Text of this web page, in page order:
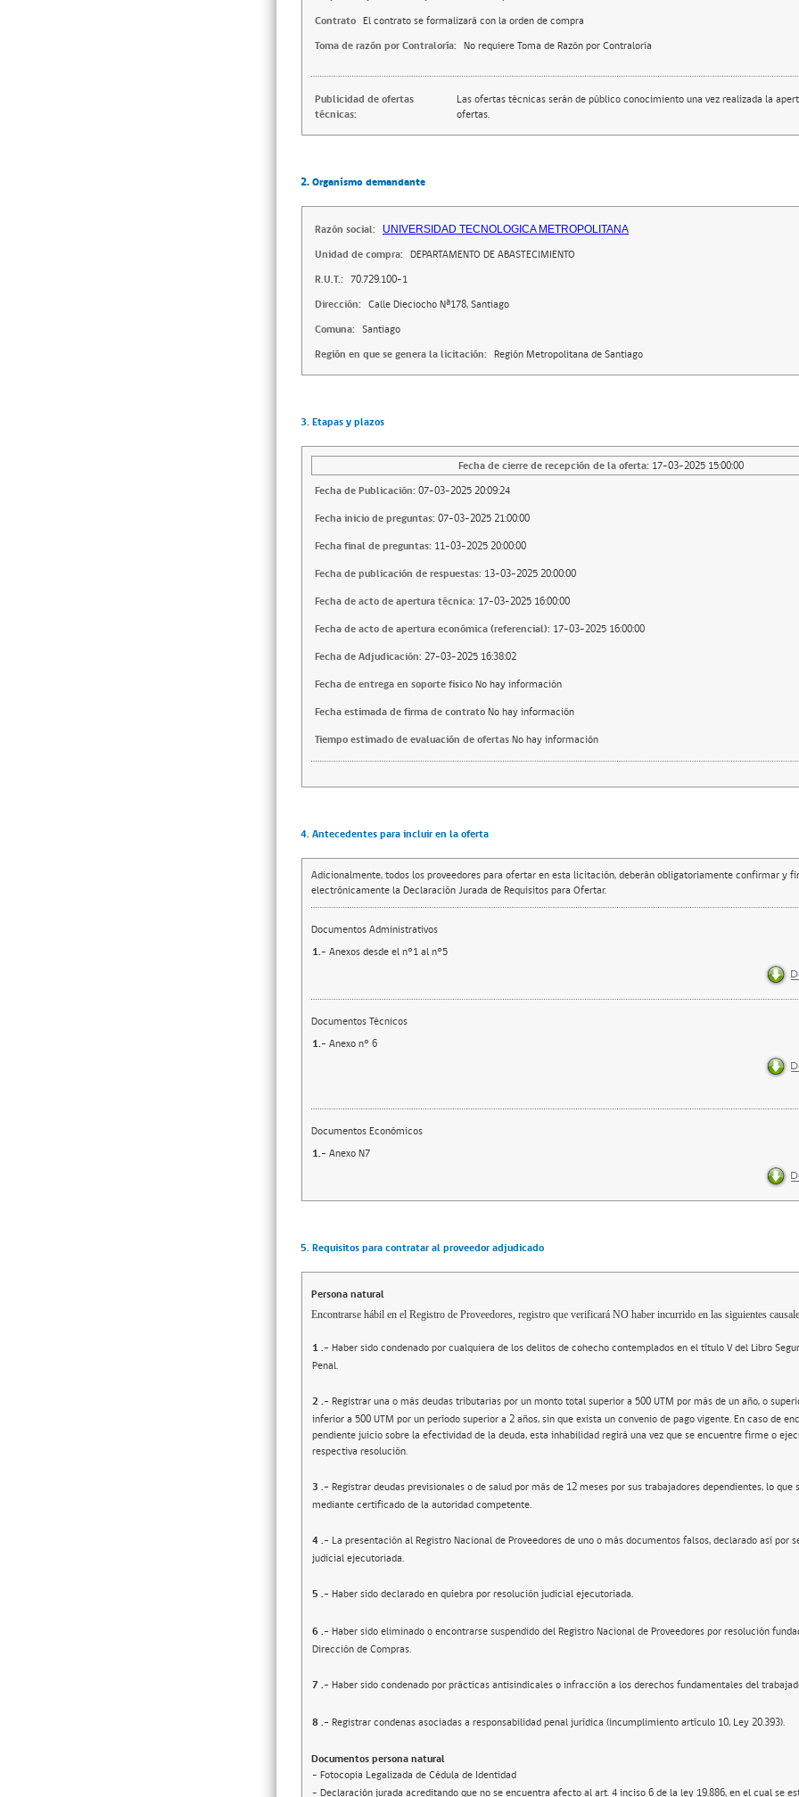
Contrato El contrato se formalizará con la orden de compra
Toma de razón por Contraloría: No requiere Toma de Razón por Contraloría
Publicidad de ofertas
técnicas:
Las ofertas técnicas serán de público conocimiento una vez realizada la
ofertas.
2. Organismo demandante
Razón social: UNIVERSIDAD TECNOLOGICA METROPOLITANA
Unidad de compra: DEPARTAMENTO DE ABASTECIMIENTO
R.U.T.: 70.729.100-1
Dirección: Calle Dieciocho Nª178, Santiago
Comuna: Santiago
Región en que se genera la licitación: Región Metropolitana de Santiago
3. Etapas y plazos
Fecha de cierre de recepción de la oferta: 17-03-2025 15:00:00
Fecha de Publicación: 07-03-2025 20:09:24
Fecha inicio de preguntas: 07-03-2025 21:00:00
Fecha final de preguntas: 11-03-2025 20:00:00
Fecha de publicación de respuestas: 13-03-2025 20:00:00
Fecha de acto de apertura técnica: 17-03-2025 16:00:00
Fecha de acto de apertura económica (referencial): 17-03-2025 16:00:00
Fecha de Adjudicación: 27-03-2025 16:38:02
Fecha de entrega en soporte fisicoNo hay información
Fecha estimada de firma de contratoNo hay información
Tiempo estimado de evaluación de ofertasNo hay información
4. Antecedentes para incluir en la oferta
Adicionalmente, todos los proveedores para ofertar en esta licitación, deberán obligatoriamente confirmar y
electrónicamente la Declaración Jurada de Requisitos para Ofertar.
Documentos Administrativos
1.- Anexos desde el n°1 al n°5
Documentos Técnicos
1.- Anexo n° 6
Documentos Económicos
1.- Anexo N7
5. Requisitos para contratar al proveedor adjudicado
Persona natural
Encontrarse hábil en el Registro de Proveedores, registro que verificará NO haber incurrido en las siguientes
1.- Haber sido condenado por cualquiera de los delitos de cohecho contemplados en el título V del Libro
Penal.
2.- Registrar una o más deudas tributarias por un monto total superior a 500 UTM por más de un año, o
inferior a 500 UTM por un período superior a 2 años, sin que exista un convenio de pago vigente. En caso de
pendiente juicio sobre la efectividad de la deuda, esta inhabilidad regirá una vez que se encuentre firme o
respectiva resolución.
3 .- Registrar deudas previsionales o de salud por más de 12 meses por sus trabajadores dependientes, lo que
mediante certificado de la autoridad competente.
4.- La presentación al Registro Nacional de Proveedores de uno o más documentos falsos, declarado así por
judicial ejecutoriada.
5 .- Haber sido declarado en quiebra por resolución judicial ejecutoriada.
6.- Haber sido eliminado o encontrarse suspendido del Registro Nacional de Proveedores por resolución
Dirección de Compras.
7.- Haber sido condenado por prácticas antisindicales o infracción a los derechos fundamentales del
8.- Registrar condenas asociadas a responsabilidad penal jurídica (incumplimiento artículo 10, Ley 20.393).
Documentos persona natural
- Fotocopia Legalizada de Cédula de Identidad
- Declaración jurada acreditando que no se encuentra afecto al art. 4 inciso 6 de la ley 19.886, en el cual se